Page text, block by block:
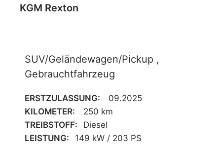
KGM Rexton
SUV/Geländewagen/Pickup ,
Gebrauchtfahrzeug
ERSTZULASSUNG:
09.2025
KILOMETER:
250 km
TREIBSTOFF: Diesel
LEISTUNG: 149 kW / 203 PS